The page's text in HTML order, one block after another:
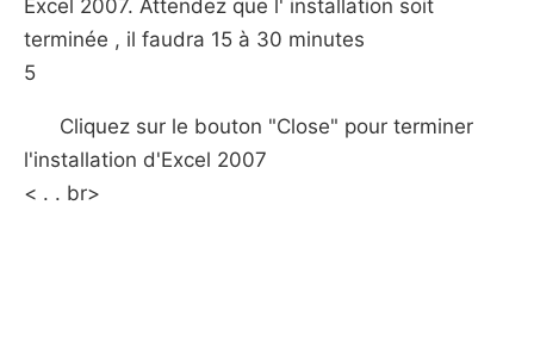
Excel 2007. Attendez que l' installation soit
terminée , il faudra 15 à 30 minutes
5
Cliquez sur le bouton "Close" pour terminer
l'installation d'Excel 2007
< . . br>